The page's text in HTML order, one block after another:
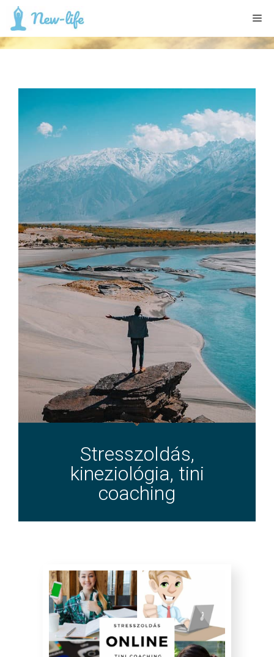
Stresszoldás,
kineziológia, tini
coaching